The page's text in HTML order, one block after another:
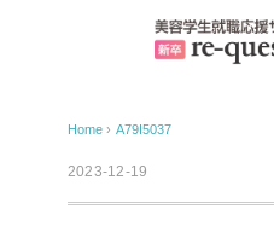
Home › A79I5037
2023-12-19